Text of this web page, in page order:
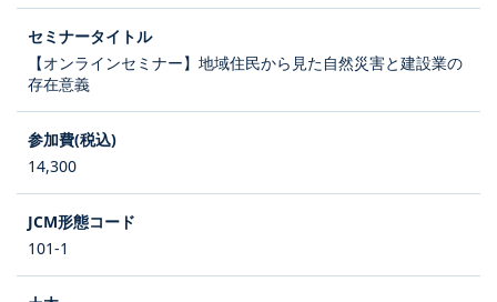
【オンラインセミナー】地域住民から見た自然災害と建設業の
存在意義
14,300
101-1